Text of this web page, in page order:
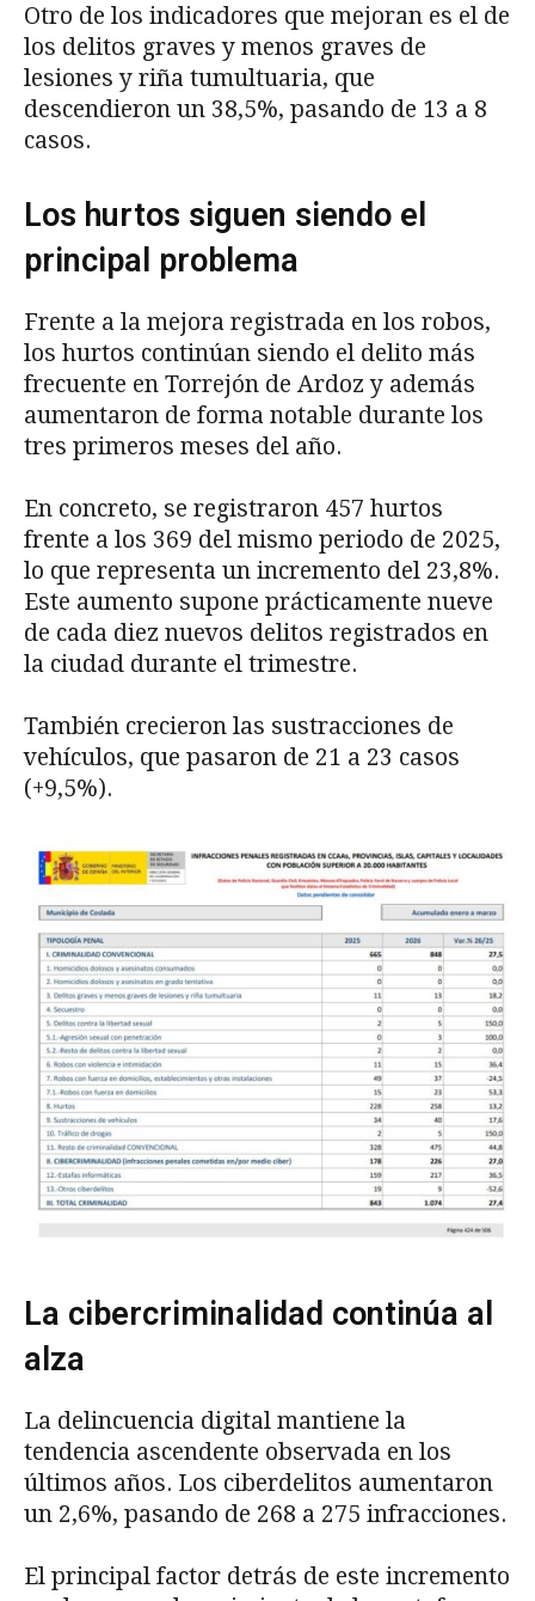
Otro de los indicadores que mejoran es el de
los delitos graves y menos graves de
lesiones y riña tumultuaria, que
descendieron un 38,5%, pasando de 13 a 8
casos.
Los hurtos siguen siendo el
principal problema
Frente a la mejora registrada en los robos,
los hurtos continúan siendo el delito más
frecuente en Torrejón de Ardoz y además
aumentaron de forma notable durante los
tres primeros meses del año.
En concreto, se registraron 457 hurtos
frente a los 369 del mismo periodo de 2025,
lo que representa un incremento del 23,8%.
Este aumento supone prácticamente nueve
de cada diez nuevos delitos registrados en
la ciudad durante el trimestre.
También crecieron las sustracciones de
vehículos, que pasaron de 21 a 23 casos
(+9,5%).
La cibercriminalidad continúa al
alza
La delincuencia digital mantiene la
tendencia ascendente observada en los
últimos años. Los ciberdelitos aumentaron
un 2,6%, pasando de 268 a 275 infracciones.
El principal factor detrás de este incremento